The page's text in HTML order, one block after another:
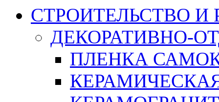
СТРОИТЕЛЬСТВО И
ДЕКОРАТИВНО-
ПЛЕНКА